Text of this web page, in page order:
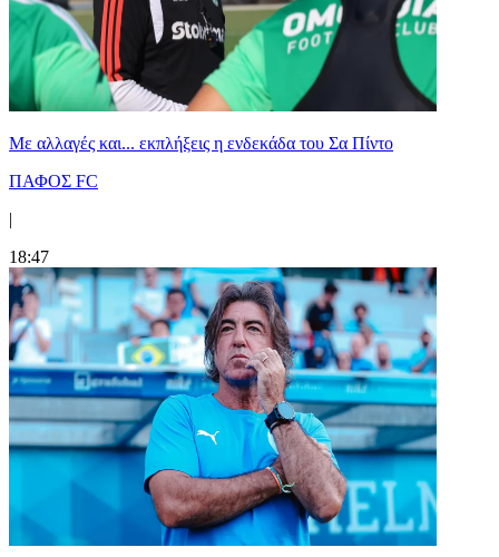
Με αλλαγές και... εκπλήξεις η ενδεκάδα του Σα Πίντο
ΠΑΦΟΣ FC
|
18:47